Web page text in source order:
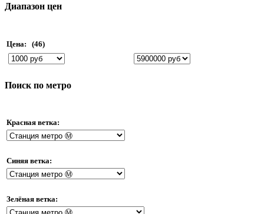
Диапазон цен
Цена: (46)
Поиск по метро
Красная ветка:
Синяя ветка:
Зелёная ветка: